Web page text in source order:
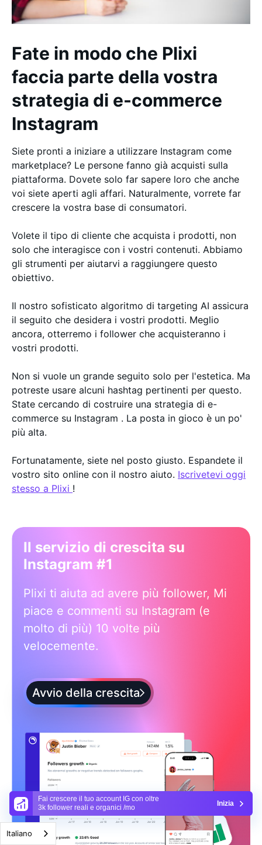
Fai crescere il tuo account IG con oltre
3k follower reali e organici /mo
Inizia
Fate in modo che Plixi
faccia parte della vostra
strategia di e-commerce
Instagram
Siete pronti a iniziare a utilizzare Instagram come
marketplace? Le persone fanno già acquisti sulla
piattaforma. Dovete solo far sapere loro che anche
voi siete aperti agli affari. Naturalmente, vorrete far
crescere la vostra base di consumatori.
Volete il tipo di cliente che acquista i prodotti, non
solo che interagisce con i vostri contenuti. Abbiamo
gli strumenti per aiutarvi a raggiungere questo
obiettivo.
Il nostro sofisticato algoritmo di targeting AI assicura
il seguito che desidera i vostri prodotti. Meglio
ancora, otterremo i follower che acquisteranno i
vostri prodotti.
Non si vuole un grande seguito solo per l'estetica. Ma
potreste usare alcuni hashtag pertinenti per questo.
State cercando di costruire una strategia di e-
commerce su Instagram . La posta in gioco è un po'
più alta.
Fortunatamente, siete nel posto giusto. Espandete il
vostro sito online con il nostro aiuto. Iscrivetevi oggi
stesso a Plixi !
Il servizio di crescita su
Instagram #1
Plixi ti aiuta ad avere più follower, Mi
piace e commenti su Instagram (e
molto di più) 10 volte più
velocemente.
Avvio della crescita
Italiano